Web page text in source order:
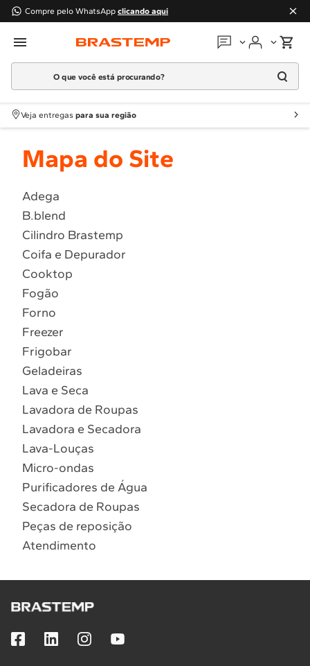
Compre pelo WhatsApp clicando aqui
Em que podemos
Atendimento Brastemp
Localizar assistência técnica
O que você está procurando?
Termos mais buscados
1º Geladeira
2
Fogao
4 º Lava Louça
5 º Cooktop
6º Microondas Brastemp
7º Forno
8º Embutir
9º Combos
Veja entregas para sua região
Mapa do Site
Adega
B.blend
Cilindro Brastemp
Coifa e Depurador
Cooktop
Fogão
Forno
Freezer
Frigobar
Geladeiras
Lava e Seca
Lavadora de Roupas
Lavadora e Secadora
Lava-Louças
Micro-ondas
Purificadores de Água
Secadora de Roupas
Peças de reposição
Atendimento